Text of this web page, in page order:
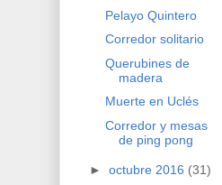
Pelayo Quintero
Corredor solitario
Querubines de
madera
Muerte en Uclés
Corredor y mesas
de ping pong
► octubre 2016 (31)